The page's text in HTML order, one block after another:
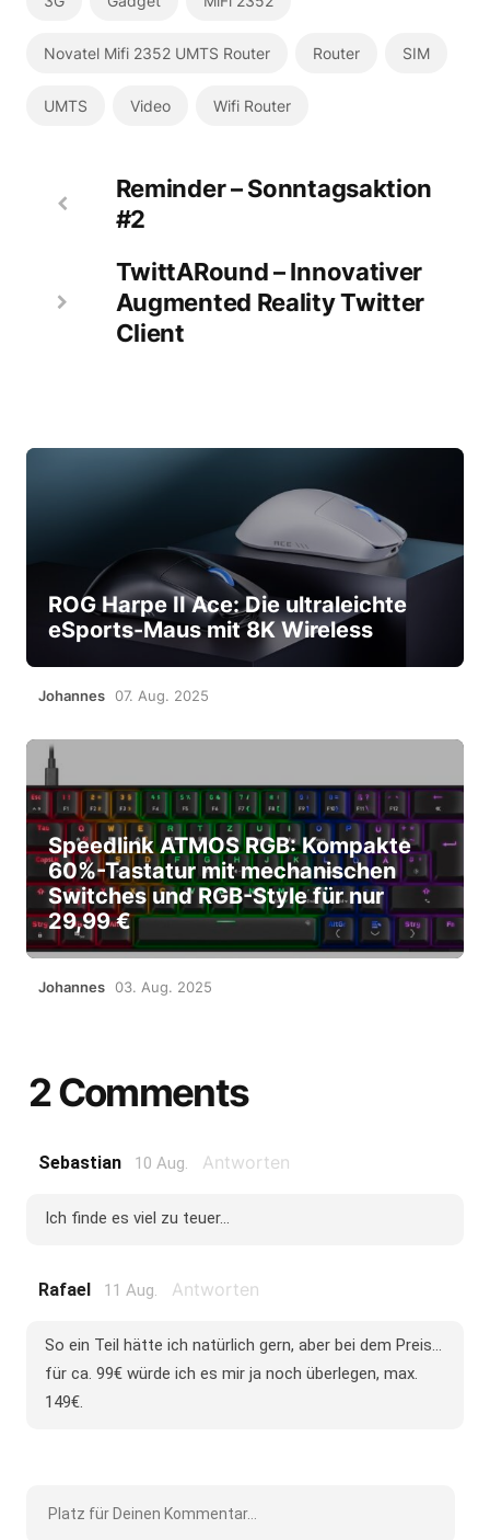
Novatel Mifi 2352 UMTS Router Router SIM
UMTS Video Wifi Router
Reminder – Sonntagsaktion
#2
TwittARound – Innovativer
Augmented Reality Twitter
Client
ROG Harpe II Ace: Die ultraleichte
eSports-Maus mit 8K Wireless
Johannes 07. Aug. 2025
Speedlink ATMOS RGB: Kompakte
60%-Tastatur mit mechanischen
Switches und RGB-Style für nur
29,99 €
Johannes 03. Aug. 2025
2 Comments
Sebastian 10 Aug. Antworten
Ich finde es viel zu teuer...
Rafael 11 Aug. Antworten
So ein Teil hätte ich natürlich gern, aber bei dem Preis...
für ca. 99€ würde ich es mir ja noch überlegen, max.
149€.